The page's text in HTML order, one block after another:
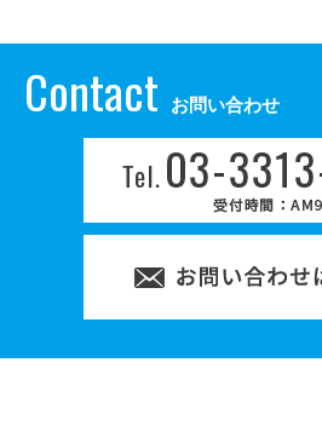
Contact お問い合わせ